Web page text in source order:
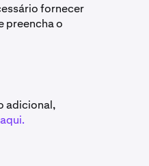
fornecer
preencha o
adicional,